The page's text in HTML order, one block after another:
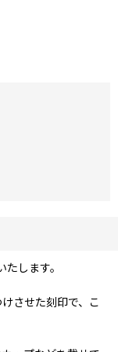
します。
させた刻印で、こ